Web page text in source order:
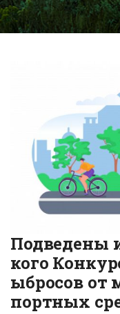
Подведены
кого
ыбросов от
портных